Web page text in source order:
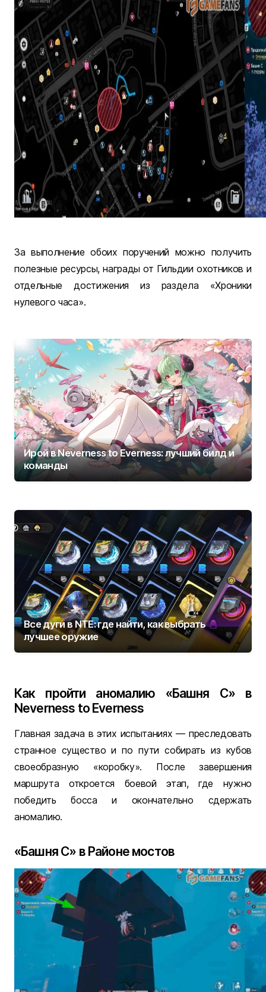
За выполнение обоих поручений можно получить
полезные ресурсы, награды от Гильдии охотников и
отдельные достижения из раздела «Хроники
нулевого часа».
Ирой в Neverness to Everness: лучший билд и
команды
Все дуги в NTE: где найти, как выбрать
лучшее оружие
Как пройти аномалию «Башня С» в
Neverness to Everness
Главная задача в этих испытаниях — преследовать
странное существо и по пути собирать из кубов
своеобразную «коробку». После завершения
маршрута откроется боевой этап, где нужно
победить босса и окончательно сдержать
аномалию.
«Башня С» в Районе мостов